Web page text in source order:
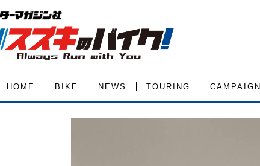
HOME BIKE NEWS TOURING CAMPAIGN